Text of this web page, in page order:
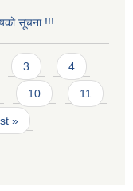
सूचना !!!
3 4
10 11
»